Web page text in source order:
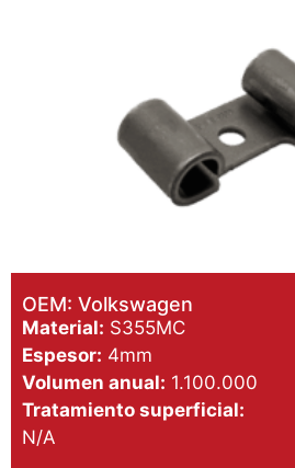
OEM: Volkswagen
Material: S355MC
Espesor: 4mm
Volumen anual: 1.100.000
Tratamiento superficial:
N/A